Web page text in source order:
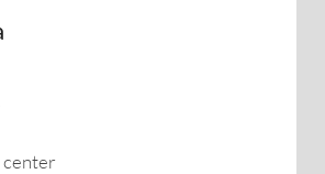
center